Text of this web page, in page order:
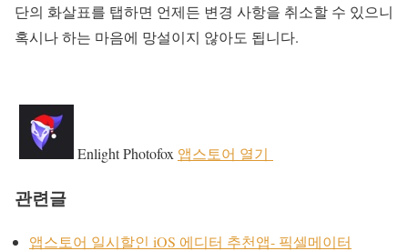
단의 화살표를 탭하면 언제든 변경 사항을 취소할 수 있으니
혹시나 하는 마음에 망설이지 않아도 됩니다.
Enlight Photofox 앱스토어 열기
관련글
앱스토어 일시할인 iOS 에디터 추천앱- 픽셀메이터